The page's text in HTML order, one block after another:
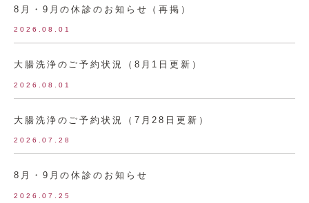
8月・9月の休診のお知らせ（再掲）
2026.08.01
大腸洗浄のご予約状況（8月1日更新）
2026.08.01
大腸洗浄のご予約状況（7月28日更新）
2026.07.28
8月・9月の休診のお知らせ
2026.07.25